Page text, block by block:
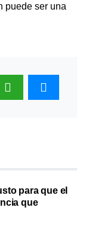
puede ser una
para que el
que